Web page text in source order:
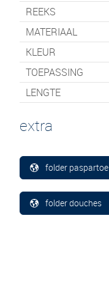
REEKS
MATERIAAL
KLEUR
TOEPASSING
LENGTE
extra
folder paspartoe
folder douches